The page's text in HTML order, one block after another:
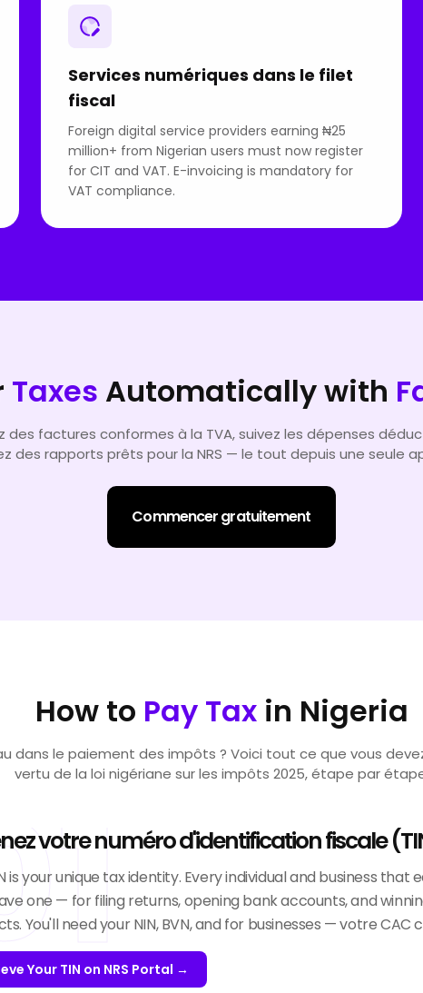
Services numériques dans le filet
fiscal
Foreign digital service providers earning ₦25
million+ from Nigerian users must now register
for CIT and VAT. E-invoicing is mandatory for
VAT compliance.
Taxes Automatically with
des factures conformes à la TVA, suivez les dépenses
des rapports prêts pour la NRS — le tout depuis une seule
Commencer gratuitement
How to Pay Taxin Nigeria
dans le paiement des impôts ? Voici tout ce que vous
vertu de la loi nigériane sur les impôts 2025, étape par
votre numéro d'identification fiscale
is your unique tax identity. Every individual and business that
one — for filing returns, opening bank accounts, and
You'll need your NIN, BVN, and for businesses — votre CAC
Your TIN on NRS Portal →